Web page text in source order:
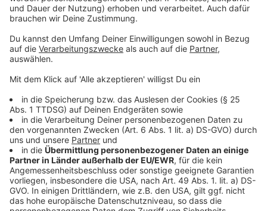
©Fox Deutschland
Alper büffelt seinen Text
©Fox Deutschland
In Deutschland leben 750.000 Italiener. Einer davon
ist....Türke!
Anzeige